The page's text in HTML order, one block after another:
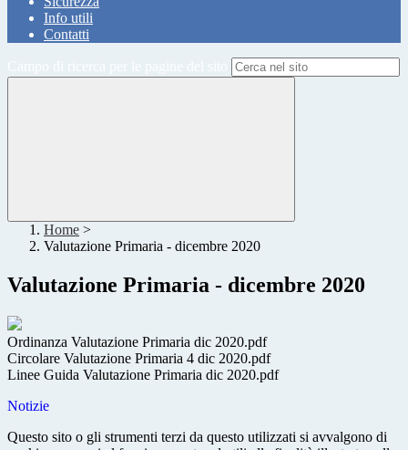
Info utili
Contatti
Home >
Valutazione Primaria - dicembre 2020
Valutazione Primaria - dicembre 2020
Ordinanza Valutazione Primaria dic 2020.pdf
Circolare Valutazione Primaria 4 dic 2020.pdf
Linee Guida Valutazione Primaria dic 2020.pdf
Notizie
Questo sito o gli strumenti terzi da questo utilizzati si avvalgono di